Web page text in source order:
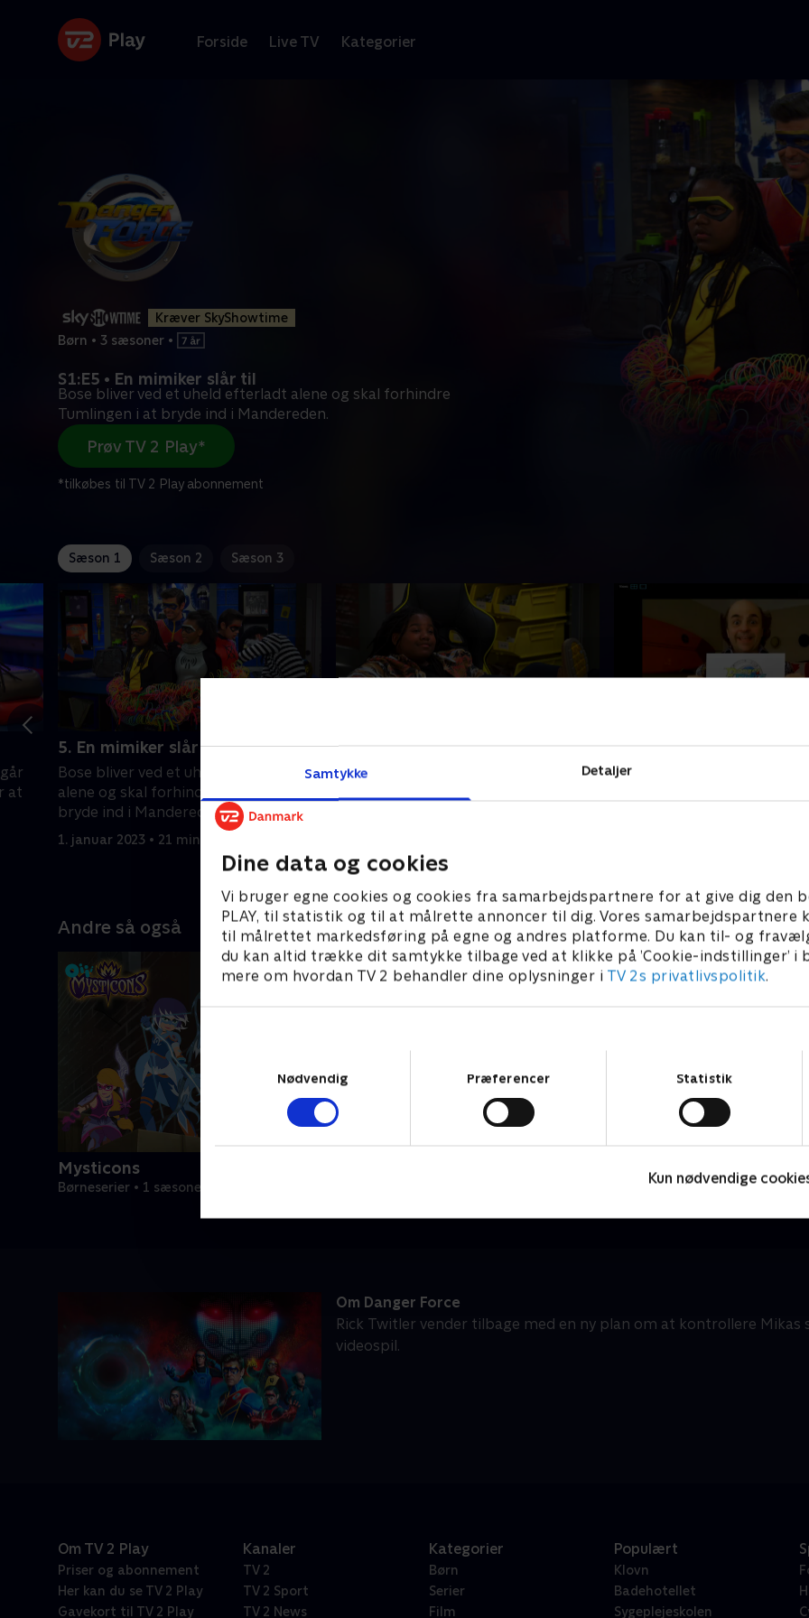
Samtykke Detaljer
Dine data og cookies
Vi bruger egne cookies og cookies fra samarbejdspartnere for at give dig den
PLAY, til statistik og til at målrette annoncer til dig. Vores samarbejdspartnere
til målrettet markedsføring på egne og andres platforme. Du kan til- og
du kan altid trække dit samtykke tilbage ved at klikke på ’Cookie-indstillinger’ i
mere om hvordan TV 2 behandler dine oplysninger i TV 2s privatlivspolitik.
Nødvendig
Præferencer Statistik
Kun nødvendige
Forside Live TV Kategorier
Kræver SkyShowtime
Børn • 3 sæsoner •
S1:E5 • En mimiker slår til
Bose bliver ved et uheld efterladt alene og skal forhindre
Tumlingen i at bryde ind i Mandereden.
Prøv TV 2 Play*
*tilkøbes til TV 2 Play abonnement
Sæson 1 Sæson 2 Sæson 3
at
5. En mimiker slår til
Bose bliver ved et uheld efterladt
alene og skal forhindre Tumlingen i at
bryde ind i Mandereden.
1. januar 2023 • 21 min
6. Chapas forelskelse
Chapa bliver skør af en forelskelse.
Kaptajn Mand forsøger at
Andre så også
Mysticons
Børneserier • 1 sæsoner
Om Danger Force
Rick Twitler vender tilbage med en ny plan om at kontrollere Mikas
videospil.
Om TV 2 Play
Priser og abonnement
Her kan du se TV 2 Play
Gavekort til TV 2 Play
Kanaler
TV 2
TV 2 Sport
TV 2 News
Kategorier
Børn
Serier
Film
Populært
Klovn
Badehotellet
Sygeplejeskolen